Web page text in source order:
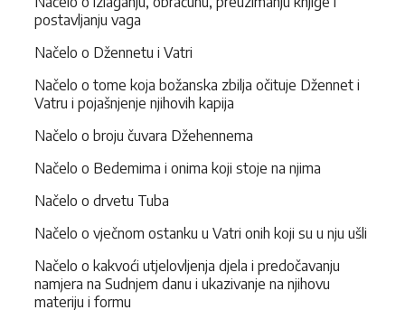
postavljanju vaga
Načelo o Džennetu i Vatri
Načelo o tome koja božanska zbilja očituje Džennet i
Vatru i pojašnjenje njihovih kapija
Načelo o broju čuvara Džehennema
Načelo o Bedemima i onima koji stoje na njima
Načelo o drvetu Tuba
Načelo o vječnom ostanku u Vatri onih koji su u nju ušli
Načelo o kakvoći utjelovljenja djela i predočavanju
namjera na Sudnjem danu i ukazivanje na njihovu
materiju i formu